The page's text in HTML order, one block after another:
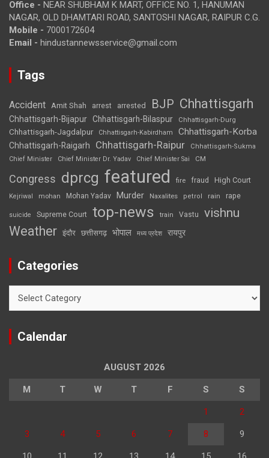
Office - NEAR SHUBHAM K MART, OFFICE NO. 1, HANUMAN
NAGAR, OLD DHAMTARI ROAD, SANTOSHI NAGAR, RAIPUR C.G.
Mobile - 7000172604
Email - hindustannewsservice@gmail.com
Tags
Accident Amit Shah arrest arrested BJP Chhattisgarh
Chhattisgarh-Bijapur Chhattisgarh-Bilaspur Chhattisgarh-Durg
Chhattisgarh-Jagdalpur Chhattisgarh-Kabirdham Chhattisgarh-Korba
Chhattisgarh-Raigarh Chhattisgarh-Raipur
Chhattisgarh-Sukma
Chief Minister
Chief Minister Dr. Yadav Chief Minister Sai CM
Congress dprcg featured fire fraud High Court
Kejriwal mohan Mohan Yadav Murder Naxalites petrol rain rape
suicide Supreme Court top-news train Vastu vishnu
Weather इंदौर छत्तीसगढ़ भोपाल मध्य प्रदेश रायपुर
Categories
Calendar
AUGUST 2026
M T W T F S S
1 2
3 4 5 6 7 8 9